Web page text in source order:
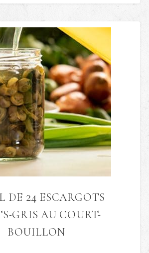
DE 24 ESCARGOTS
GRIS AU COURT-
BOUILLON